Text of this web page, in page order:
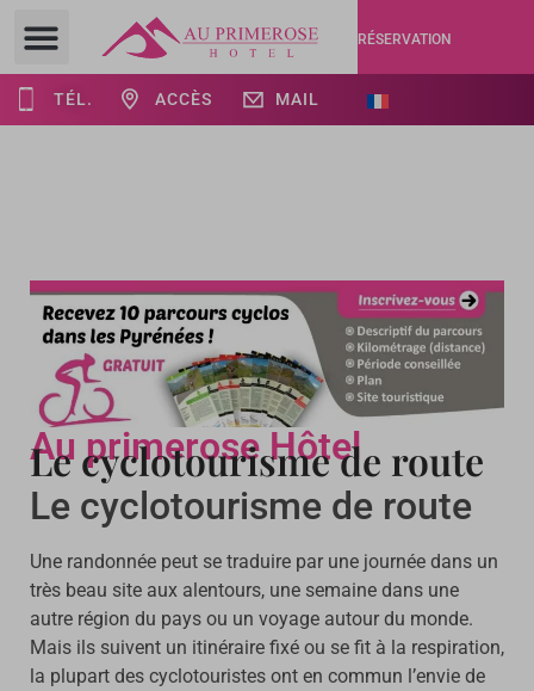
RÉSERVATION
TÉL. ACCÈS MAIL
Au primerose Hôtel
Le cyclotourisme de route
Le cyclotourisme de route
Une randonnée peut se traduire par une journée dans un
très beau site aux alentours, une semaine dans une
autre région du pays ou un voyage autour du monde.
Mais ils suivent un itinéraire fixé ou se fit à la respiration,
la plupart des cyclotouristes ont en commun l’envie de